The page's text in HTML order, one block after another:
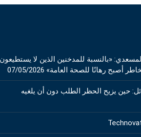
«بالنسبة للمدخنين الذين لا يستطيعون
أصبح رهانًا للصحة العامة» 07/05/2026
حين يزيح الحظر الطلب دون أن يلغيه